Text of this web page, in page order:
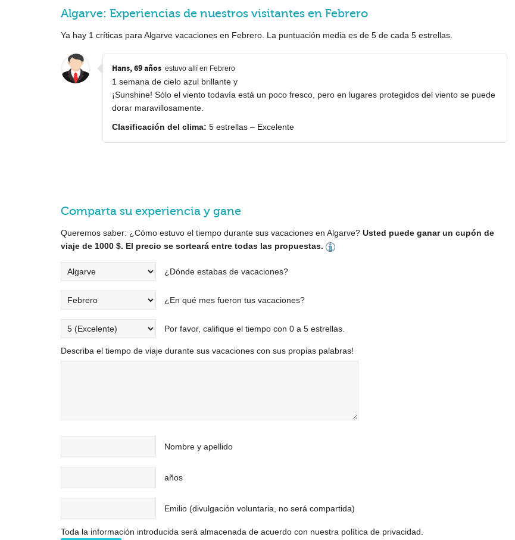
Algarve: Experiencias de nuestros visitantes en Febrero
Ya hay 1 críticas para Algarve vacaciones en Febrero. La puntuación media es de 5 de cada 5 estrellas.
Hans, 69 años estuvo allí en Febrero
1 semana de cielo azul brillante y
¡Sunshine! Sólo el viento todavía está un poco fresco, pero en lugares protegidos del viento se puede
dorar maravillosamente.
Clasificación del clima: 5 estrellas – Excelente
Comparta su experiencia y gane
Queremos saber: ¿Cómo estuvo el tiempo durante sus vacaciones en Algarve? Usted puede ganar un cupón de
viaje de 1000 $. El precio se sorteará entre todas las propuestas.
¿Dónde estabas de vacaciones?
¿En qué mes fueron tus vacaciones?
Por favor, califique el tiempo con 0 a 5 estrellas.
Describa el tiempo de viaje durante sus vacaciones con sus propias palabras!
Nombre y apellido
años
Emilio (divulgación voluntaria, no será compartida)
Toda la información introducida será almacenada de acuerdo con nuestra política de privacidad.